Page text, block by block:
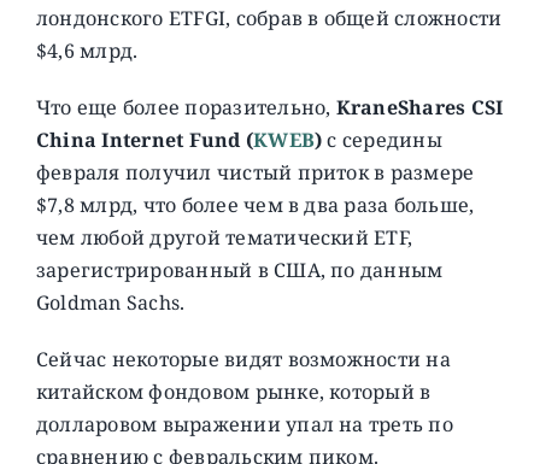
лондонского ETFGI, собрав в общей сложности
$4,6 млрд.
Что еще более поразительно, KraneShares CSI
China Internet Fund (KWEB)с середины
февраля получил чистый приток в размере
$7,8 млрд, что более чем в два раза больше,
чем любой другой тематический ETF,
зарегистрированный в США, по данным
Goldman Sachs.
Сейчас некоторые видят возможности на
китайском фондовом рынке, который в
долларовом выражении упал на треть по
сравнению с февральским пиком.